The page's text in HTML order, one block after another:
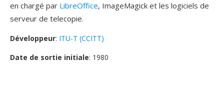
en chargé par LibreOffice, ImageMagick et les logiciels de
serveur de telecopie.
Développeur: ITU-T (CCITT)
Date de sortie initiale: 1980